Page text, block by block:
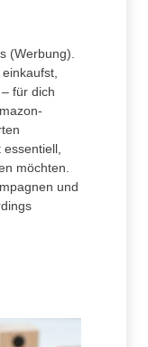
(Werbung).
für dich
möchten.
und